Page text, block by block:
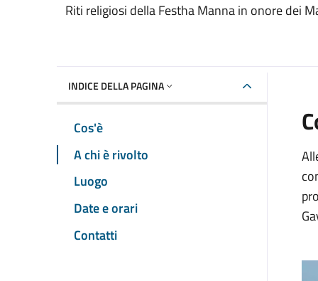
Riti religiosi della Festha Manna in onore dei
INDICE DELLA PAGINA
Cos'è
A chi è rivolto
Luogo
Date e orari
Contatti